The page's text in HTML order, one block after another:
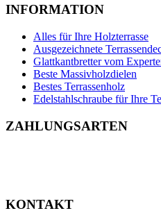
INFORMATION
Alles für Ihre Holzterrasse
Ausgezeichnete
Glattkantbretter vom
Beste Massivholzdielen
Bestes Terrassenholz
Edelstahlschraube für Ihre
ZAHLUNGSARTEN
KONTAKT